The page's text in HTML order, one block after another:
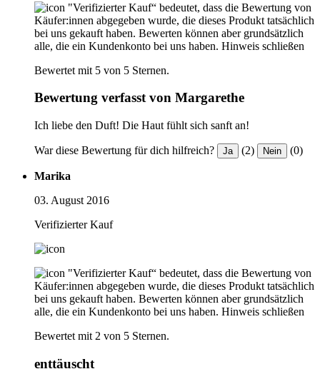
"Verifizierter Kauf“ bedeutet, dass die Bewertung von
Käufer:innen abgegeben wurde, die dieses Produkt tatsächlich
bei uns gekauft haben. Bewerten können aber grundsätzlich
alle, die ein Kundenkonto bei uns haben. Hinweis schließen
Bewertet mit 5 von 5 Sternen.
Bewertung verfasst von Margarethe
Ich liebe den Duft! Die Haut fühlt sich sanft an!
War diese Bewertung für dich hilfreich? Ja (2) Nein (0)
Marika
03. August 2016
Verifizierter Kauf
"Verifizierter Kauf“ bedeutet, dass die Bewertung von
Käufer:innen abgegeben wurde, die dieses Produkt tatsächlich
bei uns gekauft haben. Bewerten können aber grundsätzlich
alle, die ein Kundenkonto bei uns haben. Hinweis schließen
Bewertet mit 2 von 5 Sternen.
enttäuscht